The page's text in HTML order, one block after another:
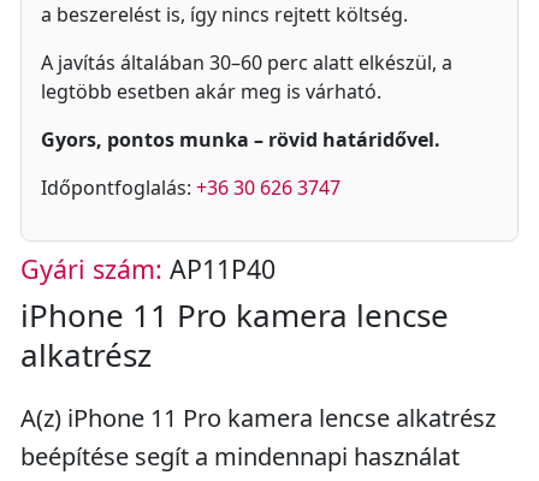
a beszerelést is, így nincs rejtett költség.
A javítás általában 30–60 perc alatt elkészül, a
legtöbb esetben akár meg is várható.
Gyors, pontos munka – rövid határidővel.
Időpontfoglalás: +36 30 626 3747
Gyári szám: AP11P40
iPhone 11 Pro kamera lencse
alkatrész
A(z) iPhone 11 Pro kamera lencse alkatrész
beépítése segít a mindennapi használat